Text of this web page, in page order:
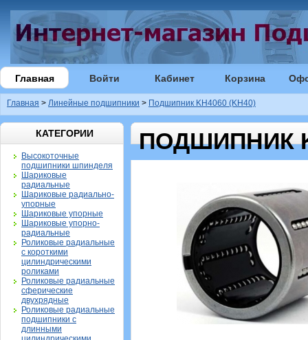
Главная Войти Кабинет Корзина
Главная > Линейные подшипники > Подшипник KH4060 (KH40)
КАТЕГОРИИ
Высокоточные
подшипники шпинделя
Шариковые
радиальные
Шариковые радиально-
упорные
Шариковые упорные
Шариковые упорно-
радиальные
Роликовые радиальные
с короткими
цилиндрическими
роликами
Роликовые радиальные
сферические
двухрядные
Роликовые радиальные
подшипники с
длинными
ПОДШИПНИК